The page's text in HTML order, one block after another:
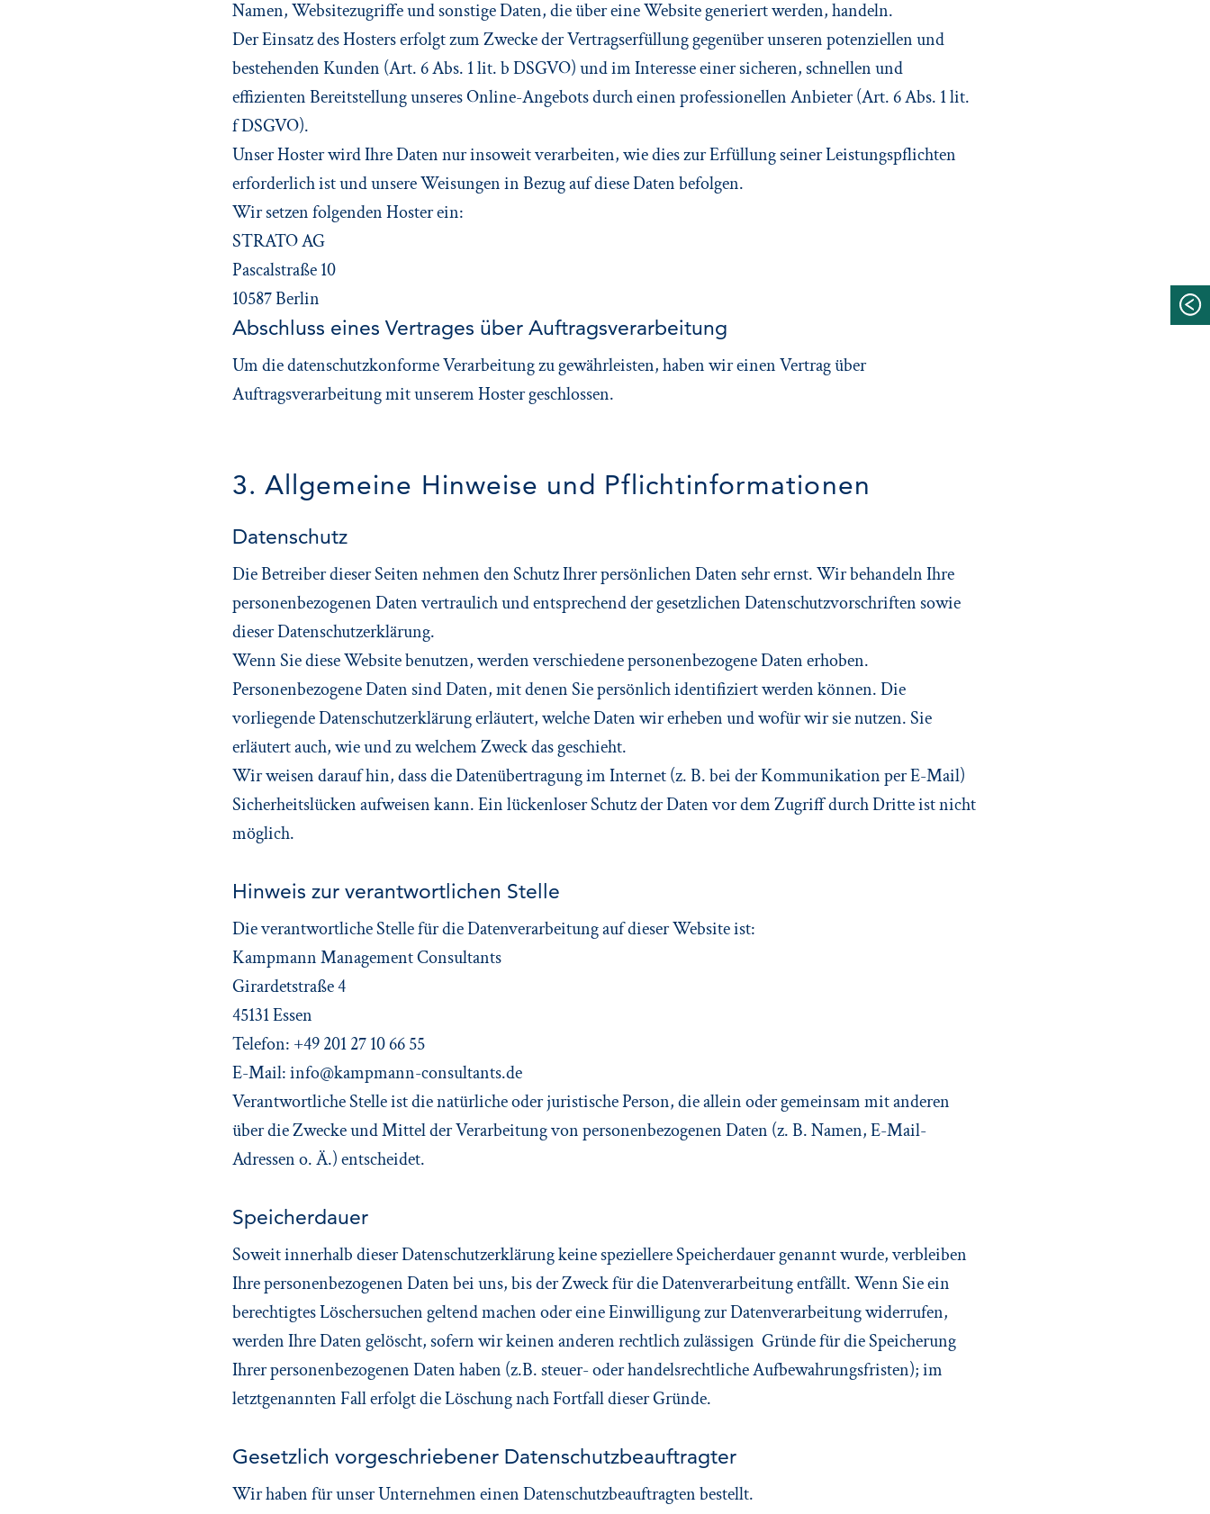
Namen, Websitezugriffe und sonstige Daten, die über eine Website generiert werden, handeln.
Der Einsatz des Hosters erfolgt zum Zwecke der Vertragserfüllung gegenüber unseren potenziellen und
bestehenden Kunden (Art. 6 Abs. 1 lit. b DSGVO) und im Interesse einer sicheren, schnellen und
effizienten Bereitstellung unseres Online-Angebots durch einen professionellen Anbieter (Art. 6 Abs. 1 lit.
f DSGVO).
Unser Hoster wird Ihre Daten nur insoweit verarbeiten, wie dies zur Erfüllung seiner Leistungspflichten
erforderlich ist und unsere Weisungen in Bezug auf diese Daten befolgen.
Wir setzen folgenden Hoster ein:
STRATO AG
Pascalstraße 10
10587 Berlin
Abschluss eines Vertrages über Auftragsverarbeitung
Um die datenschutzkonforme Verarbeitung zu gewährleisten, haben wir einen Vertrag über
Auftragsverarbeitung mit unserem Hoster geschlossen.
3. Allgemeine Hinweise und Pflicht­informationen
Datenschutz
Die Betreiber dieser Seiten nehmen den Schutz Ihrer persönlichen Daten sehr ernst. Wir behandeln Ihre
personenbezogenen Daten vertraulich und entsprechend der gesetzlichen Datenschutzvorschriften sowie
dieser Datenschutzerklärung.
Wenn Sie diese Website benutzen, werden verschiedene personenbezogene Daten erhoben.
Personenbezogene Daten sind Daten, mit denen Sie persönlich identifiziert werden können. Die
vorliegende Datenschutzerklärung erläutert, welche Daten wir erheben und wofür wir sie nutzen. Sie
erläutert auch, wie und zu welchem Zweck das geschieht.
Wir weisen darauf hin, dass die Datenübertragung im Internet (z. B. bei der Kommunikation per E-Mail)
Sicherheitslücken aufweisen kann. Ein lückenloser Schutz der Daten vor dem Zugriff durch Dritte ist nicht
möglich.
Hinweis zur verantwortlichen Stelle
Die verantwortliche Stelle für die Datenverarbeitung auf dieser Website ist:
Kampmann Management Consultants
Girardetstraße 4
45131 Essen
Telefon: +49 201 27 10 66 55
E-Mail: info@kampmann-consultants.de
Verantwortliche Stelle ist die natürliche oder juristische Person, die allein oder gemeinsam mit anderen
über die Zwecke und Mittel der Verarbeitung von personenbezogenen Daten (z. B. Namen, E-Mail-
Adressen o. Ä.) entscheidet.
Speicherdauer
Soweit innerhalb dieser Datenschutzerklärung keine speziellere Speicherdauer genannt wurde, verbleiben
Ihre personenbezogenen Daten bei uns, bis der Zweck für die Datenverarbeitung entfällt. Wenn Sie ein
berechtigtes Löschersuchen geltend machen oder eine Einwilligung zur Datenverarbeitung widerrufen,
werden Ihre Daten gelöscht, sofern wir keinen anderen rechtlich zulässigen Gründe für die Speicherung
Ihrer personenbezogenen Daten haben (z.B. steuer- oder handelsrechtliche Aufbewahrungsfristen); im
letztgenannten Fall erfolgt die Löschung nach Fortfall dieser Gründe.
Gesetzlich vorgeschriebener Datenschutz­beauftragter
Wir haben für unser Unternehmen einen Datenschutzbeauftragten bestellt.